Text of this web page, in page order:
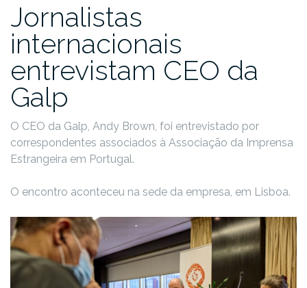
Jornalistas
internacionais
entrevistam CEO da
Galp
O CEO da Galp, Andy Brown, foi entrevistado por
correspondentes associados à Associação da Imprensa
Estrangeira em Portugal.
O encontro aconteceu na sede da empresa, em Lisboa.